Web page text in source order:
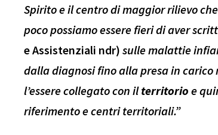
Spirito e il centro di maggior rilievo
poco possiamo essere fieri di aver
e Assistenziali ndr) sulle malattie
dalla diagnosi fino alla presa in carico
l’essere collegato con ilterritorio e
riferimento e centri territoriali.”